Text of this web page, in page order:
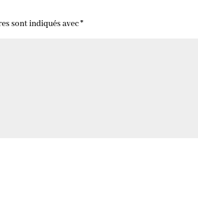
sont indiqués avec*